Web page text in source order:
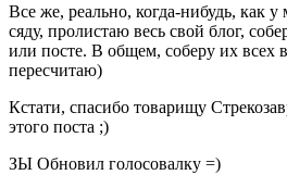
Все же, реально, когда-нибудь, как у
сяду, пролистаю весь свой блог,
или посте. В общем, соберу их всех
пересчитаю)
Кстати, спасибо товарищу
этого поста ;)
ЗЫ Обновил голосовалку =)